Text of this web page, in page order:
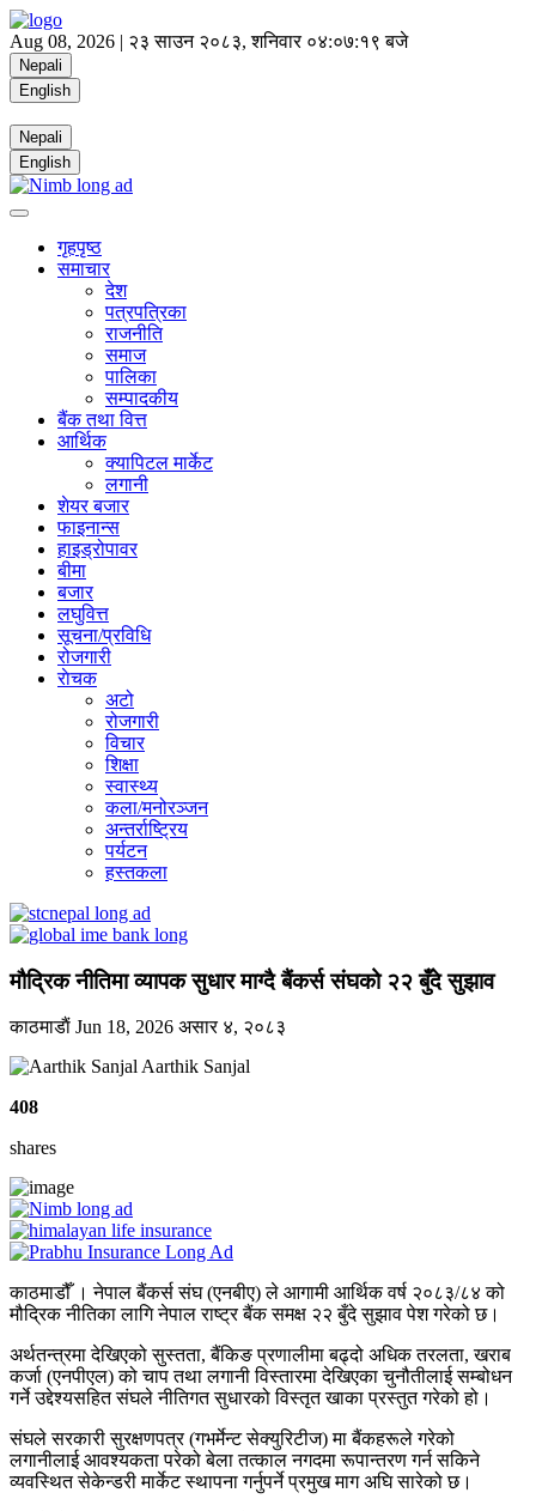
Aug 08, 2026 | २३ साउन २०८३, शनिवार ०४:०७:१९ बजे
Nepali
English
Nepali
English
गृहपृष्ठ
समाचार
देश
पत्रपत्रिका
राजनीति
समाज
पालिका
सम्पादकीय
बैंक तथा वित्त
आर्थिक
क्यापिटल मार्केट
लगानी
शेयर बजार
फाइनान्स
हाइड्रोपावर
बीमा
बजार
लघुवित्त
सूचना/प्रविधि
रोजगारी
राेचक
अटो
रोजगारी
विचार
शिक्षा
स्वास्थ्य
कला/मनोरञ्जन
अन्तर्राष्ट्रिय
पर्यटन
हस्तकला
मौद्रिक नीतिमा व्यापक सुधार माग्दै बैंकर्स संघको २२ बुँदे सुझाव
काठमाडाैं Jun 18, 2026 असार ४, २०८३
Aarthik Sanjal
408
shares
काठमाडौँ । नेपाल बैंकर्स संघ (एनबीए) ले आगामी आर्थिक वर्ष २०८३/८४ को
मौद्रिक नीतिका लागि नेपाल राष्ट्र बैंक समक्ष २२ बुँदे सुझाव पेश गरेको छ।
अर्थतन्त्रमा देखिएको सुस्तता, बैंकिङ प्रणालीमा बढ्दो अधिक तरलता, खराब
कर्जा (एनपीएल) को चाप तथा लगानी विस्तारमा देखिएका चुनौतीलाई सम्बोधन
गर्ने उद्देश्यसहित संघले नीतिगत सुधारको विस्तृत खाका प्रस्तुत गरेको हो।
संघले सरकारी सुरक्षणपत्र (गभर्मेन्ट सेक्युरिटीज) मा बैंकहरूले गरेको
लगानीलाई आवश्यकता परेको बेला तत्काल नगदमा रूपान्तरण गर्न सकिने
व्यवस्थित सेकेन्डरी मार्केट स्थापना गर्नुपर्ने प्रमुख माग अघि सारेको छ।